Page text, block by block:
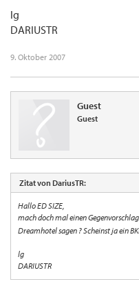
lg
DARIUSTR
9. Oktober 2007
Guest
Guest
Zitat von DariusTR:
Hallo ED SIZE,
mach doch mal einen
Dreamhotel sagen ? Scheinst ja ein
lg
DARIUSTR